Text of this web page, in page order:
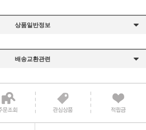
상품일반정보
배송교환관련